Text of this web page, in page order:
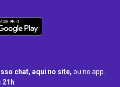
chat, aqui no site, ou no app.
21h.